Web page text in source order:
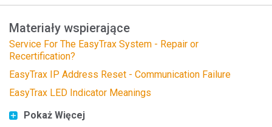
Materiały wspierające
Service For The EasyTrax System - Repair or
Recertification?
EasyTrax IP Address Reset - Communication Failure
EasyTrax LED Indicator Meanings
Pokaż Więcej